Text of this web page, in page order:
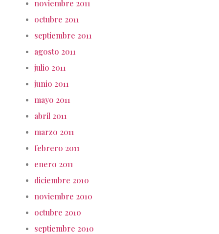
noviembre 2011
octubre 2011
septiembre 2011
agosto 2011
julio 2011
junio 2011
mayo 2011
abril 2011
marzo 2011
febrero 2011
enero 2011
diciembre 2010
noviembre 2010
octubre 2010
septiembre 2010